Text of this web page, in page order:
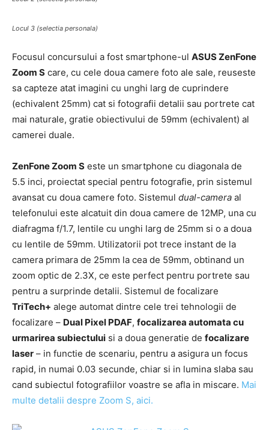
Locul 3 (selectia personala)
Focusul concursului a fost smartphone-ul ASUS ZenFone
Zoom S care, cu cele doua camere foto ale sale, reuseste
sa capteze atat imagini cu unghi larg de cuprindere
(echivalent 25mm) cat si fotografii detalii sau portrete cat
mai naturale, gratie obiectivului de 59mm (echivalent) al
camerei duale.
ZenFone Zoom S este un smartphone cu diagonala de
5.5 inci, proiectat special pentru fotografie, prin sistemul
avansat cu doua camere foto. Sistemul dual-camera al
telefonului este alcatuit din doua camere de 12MP, una cu
diafragma f/1.7, lentile cu unghi larg de 25mm si o a doua
cu lentile de 59mm. Utilizatorii pot trece instant de la
camera primara de 25mm la cea de 59mm, obtinand un
zoom optic de 2.3X, ce este perfect pentru portrete sau
pentru a surprinde detalii. Sistemul de focalizare
TriTech+ alege automat dintre cele trei tehnologii de
focalizare – Dual Pixel PDAF, focalizarea automata cu
urmarirea subiectului si a doua generatie de focalizare
laser – in functie de scenariu, pentru a asigura un focus
rapid, in numai 0.03 secunde, chiar si in lumina slaba sau
cand subiectul fotografiilor voastre se afla in miscare. Mai
multe detalii despre Zoom S, aici.